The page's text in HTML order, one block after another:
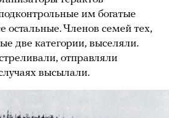
им богатые
остальные. Членов семей тех,
две категории, выселяли.
отправляли
высылали.